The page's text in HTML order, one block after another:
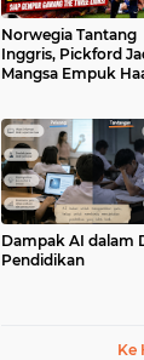
Norwegia Tantang
Inggris, Pickford
Mangsa Empuk
Dampak AI dalam
Pendidikan
Ke